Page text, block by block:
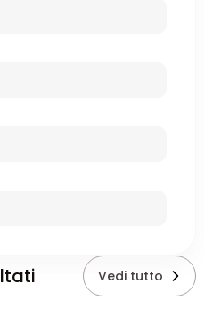
Vedi tutto